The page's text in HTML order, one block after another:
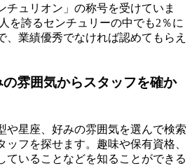
チュリオン」の称号を受けていま
を誇るセンチュリーの中でも2％に
、業績優秀でなければ認めてもらえ
雰囲気からスタッフを確か
や星座、好みの雰囲気を選んで検索
フを探せます。趣味や保有資格、
ていることなどを知ることができる